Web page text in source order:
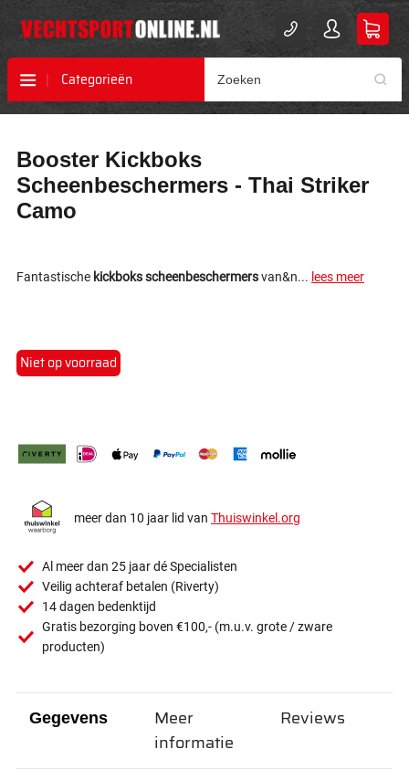
Categorieën
naar
het
einde
van
gallerij
naar
het
begin
van
gallerij
Booster Kickboks
Scheenbeschermers - Thai Striker
Camo
Fantastische kickboks scheenbeschermersvan&n... lees meer
Niet op voorraad
meer dan 10 jaar lid van Thuiswinkel.org
Al meer dan 25 jaar dé Specialisten
Veilig achteraf betalen (Riverty)
14 dagen bedenktijd
Gratis bezorging boven €100,- (m.u.v. grote / zware
producten)
Gegevens
Meer
informatie
Reviews